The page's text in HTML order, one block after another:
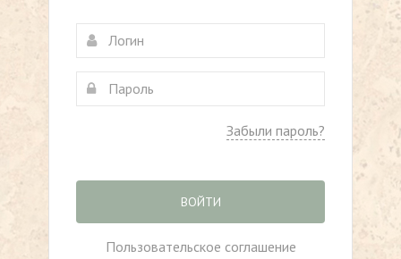
Забыли пароль?
ВОЙТИ
Пользовательское соглашение